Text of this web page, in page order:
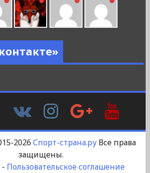
Twitter
Контакте
InstagramGoogle
Plus
2026 Спорт-страна.руВсе права
защищены.
- Пользовательское соглашение